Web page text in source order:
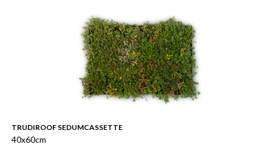
TRUDIROOF SEDUMCASSETTE
40x60cm